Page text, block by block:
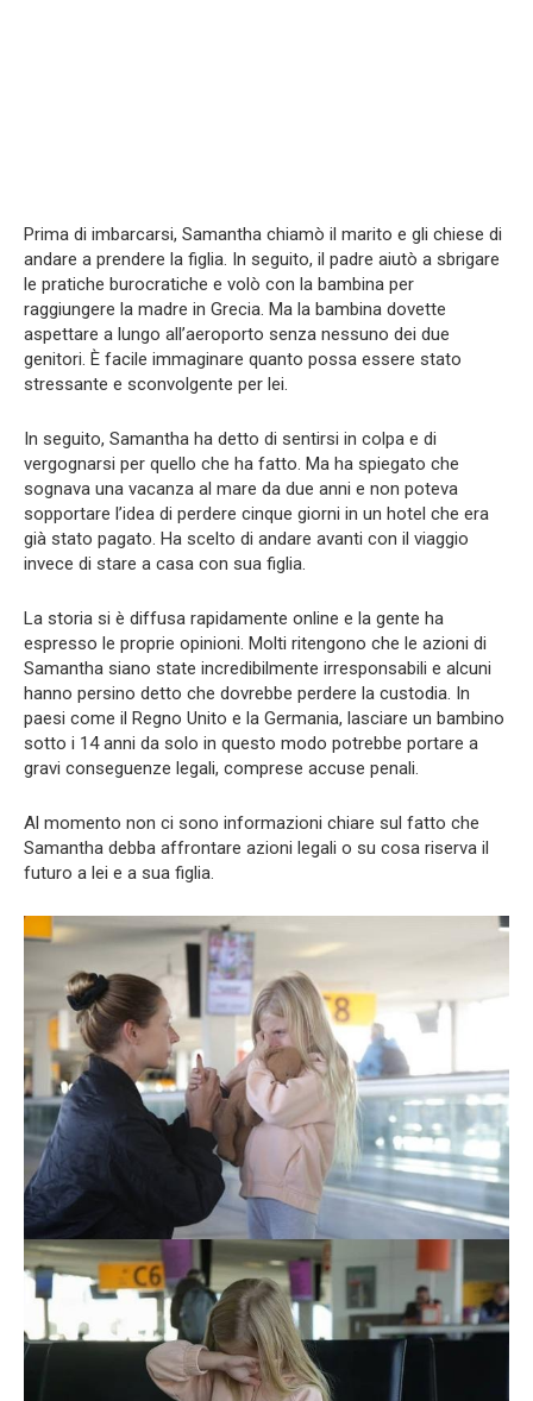
Prima di imbarcarsi, Samantha chiamò il marito e gli chiese di
andare a prendere la figlia. In seguito, il padre aiutò a sbrigare
le pratiche burocratiche e volò con la bambina per
raggiungere la madre in Grecia. Ma la bambina dovette
aspettare a lungo all’aeroporto senza nessuno dei due
genitori. È facile immaginare quanto possa essere stato
stressante e sconvolgente per lei.
In seguito, Samantha ha detto di sentirsi in colpa e di
vergognarsi per quello che ha fatto. Ma ha spiegato che
sognava una vacanza al mare da due anni e non poteva
sopportare l’idea di perdere cinque giorni in un hotel che era
già stato pagato. Ha scelto di andare avanti con il viaggio
invece di stare a casa con sua figlia.
La storia si è diffusa rapidamente online e la gente ha
espresso le proprie opinioni. Molti ritengono che le azioni di
Samantha siano state incredibilmente irresponsabili e alcuni
hanno persino detto che dovrebbe perdere la custodia. In
paesi come il Regno Unito e la Germania, lasciare un bambino
sotto i 14 anni da solo in questo modo potrebbe portare a
gravi conseguenze legali, comprese accuse penali.
Al momento non ci sono informazioni chiare sul fatto che
Samantha debba affrontare azioni legali o su cosa riserva il
futuro a lei e a sua figlia.